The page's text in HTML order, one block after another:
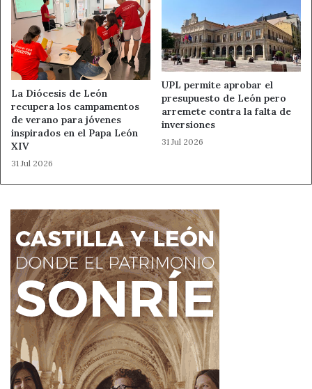
La Diócesis de León
recupera los campamentos
de verano para jóvenes
inspirados en el Papa León
XIV
31 Jul 2026
UPL permite aprobar el
presupuesto de León pero
arremete contra la falta de
inversiones
31 Jul 2026